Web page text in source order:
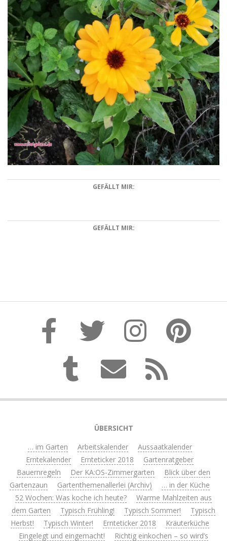
GEFÄLLT MIR:
GEFÄLLT MIR:
12-
ÜBERSICHT
… im Garten
Arbeitskalender
Aussaatkalender
Erntekalender
Ernteticker 2018
Gartenratgeber
Bauernregeln
Der KA:OS-Zimmergarten
Blick über den
Gartenzaun
Gartenthemenallerlei (Archiv)
… in der Küche
52 Wochen: Was koche ich heute?
Warme Mahlzeiten aus
dem Garten
Typisch Frühling! Typisch Sommer!
Typisch
Herbst!
Typisch Winter! Ernteticker 2018
Kräuterküche
Eingelegt und eingemacht!
Richtig einkochen – so wird’s